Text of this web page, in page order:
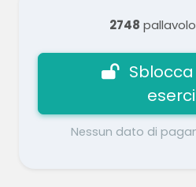
2748
Nessun dato di